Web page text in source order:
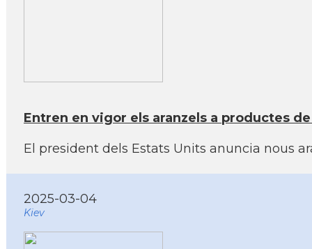
Entren en vigor els aranzels a productes
El president dels Estats Units anuncia nous
2025-03-04
Kiev